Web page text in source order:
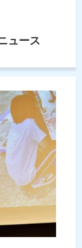
ュース